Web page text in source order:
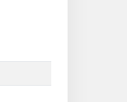
Reset